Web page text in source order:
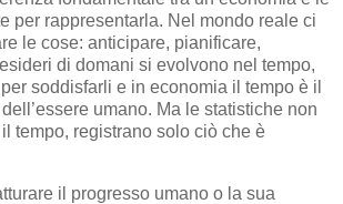
per rappresentarla. Nel mondo reale ci
le cose: anticipare, pianificare,
di domani si evolvono nel tempo,
soddisfarli e in economia il tempo è il
umano. Ma le statistiche non
tempo, registrano solo ciò che è
il progresso umano o la sua